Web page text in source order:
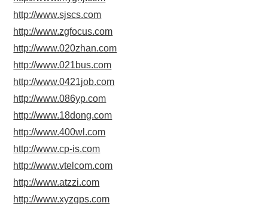
http://www.sjscs.com
http://www.zgfocus.com
http://www.020zhan.com
http://www.021bus.com
http://www.0421job.com
http://www.086yp.com
http://www.18dong.com
http://www.400wl.com
http://www.cp-is.com
http://www.vtelcom.com
http://www.atzzi.com
http://www.xyzgps.com